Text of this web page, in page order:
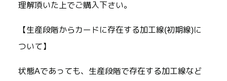
理解頂いた上でご購入下さい。
【生産段階からカードに存在する加工線(初期線)に
ついて】
状態Aであっても、生産段階で存在する加工線など